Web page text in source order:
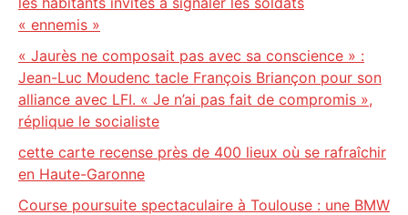
« ennemis »
« Jaurès ne composait pas avec sa conscience » :
Jean-Luc Moudenc tacle François Briançon pour son
alliance avec LFI. « Je n’ai pas fait de compromis »,
réplique le socialiste
cette carte recense près de 400 lieux où se rafraîchir
en Haute-Garonne
Course poursuite spectaculaire à Toulouse : une BMW